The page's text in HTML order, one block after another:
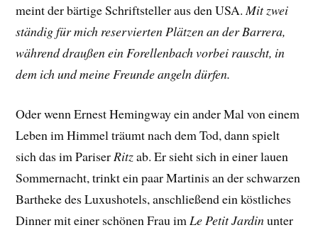
meint der bärtige Schriftsteller aus den USA. Mit zwei
ständig für mich reservierten Plätzen an der Barrera,
während draußen ein Forellenbach vorbei rauscht, in
dem ich und meine Freunde angeln dürfen.
Oder wenn Ernest Hemingway ein ander Mal von einem
Leben im Himmel träumt nach dem Tod, dann spielt
sich das im PariserRitzab. Er sieht sich in einer lauen
Sommernacht, trinkt ein paar Martinis an der schwarzen
Bartheke des Luxushotels, anschließend ein köstliches
Dinner mit einer schönen Frau imLe Petit Jardinunter